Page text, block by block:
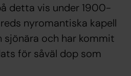
detta vis under 1900-
nyromantiska kapell
och har kommit
för såväl dop som